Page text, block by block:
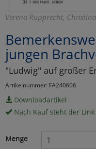
Verena Rupprecht,
jungen
"Ludwig" auf großer
Artikelnummer: FA240606
Downloadartikel
Nach Kauf steht der
Menge
Marketing
Umfragetools
Cookies